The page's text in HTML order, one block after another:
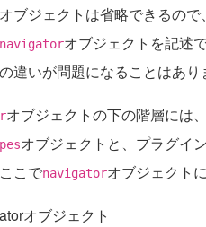
オブジェクトは省略できるの
navigatorオブジェクトを記述
違いが問題になることはあり
オブジェクトの下の階層には
オブジェクトと、プラグイ
こでnavigatorオブジェクト
オブジェクト